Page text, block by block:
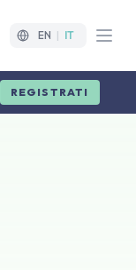
EN | IT
REGISTRATI